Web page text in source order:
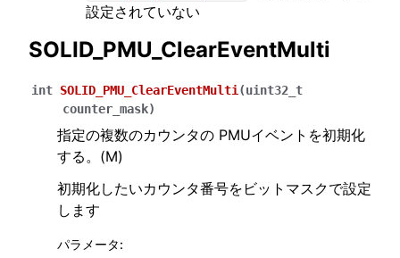
設定されていない
SOLID_PMU_ClearEventMulti
int SOLID_PMU_ClearEventMulti (uint32_t
counter_mask)
指定の複数のカウンタの PMUイベントを初期化
する。(M)
初期化したいカウンタ番号をビットマスクで設定
します
パラメータ: